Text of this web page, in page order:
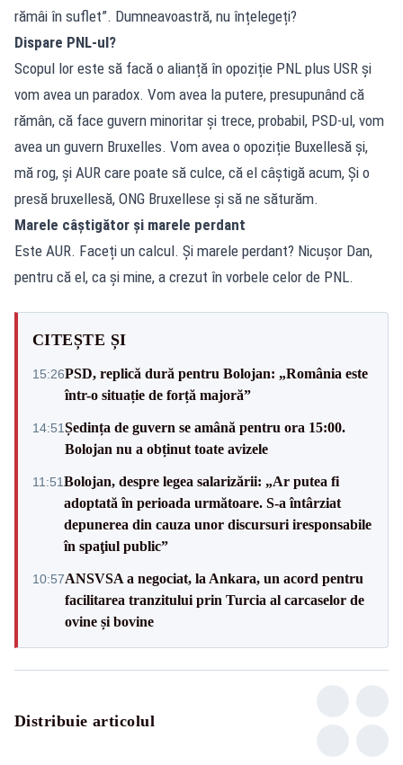
rămâi în suflet”. Dumneavoastră, nu înțelegeți?
Dispare PNL-ul?
Scopul lor este să facă o alianță în opoziție PNL plus USR și
vom avea un paradox. Vom avea la putere, presupunând că
rămân, că face guvern minoritar și trece, probabil, PSD-ul, vom
avea un guvern Bruxelles. Vom avea o opoziție Buxellesă și,
mă rog, și AUR care poate să culce, că el câștigă acum, Și o
presă bruxellesă, ONG Bruxellese și să ne săturăm.
Marele câștigător și marele perdant
Este AUR. Faceți un calcul. Și marele perdant? Nicușor Dan,
pentru că el, ca și mine, a crezut în vorbele celor de PNL.
CITEȘTE ȘI
15:26PSD, replică dură pentru Bolojan: „România este
într-o situație de forță majoră”
14:51Ședința de guvern se amână pentru ora 15:00.
Bolojan nu a obținut toate avizele
11:51Bolojan, despre legea salarizării: „Ar putea fi
adoptată în perioada următoare. S-a întârziat
depunerea din cauza unor discursuri iresponsabile
în spaţiul public”
10:57ANSVSA a negociat, la Ankara, un acord pentru
facilitarea tranzitului prin Turcia al carcaselor de
ovine și bovine
Distribuie articolul